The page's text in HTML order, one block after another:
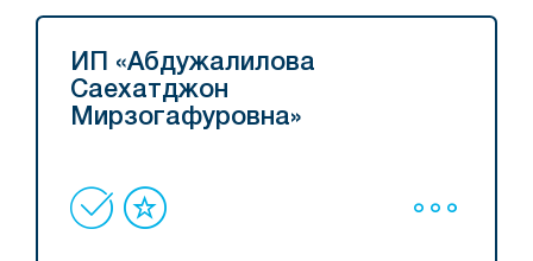
ИП «Абдужалилова
Саехатджон
Мирзогафуровна»